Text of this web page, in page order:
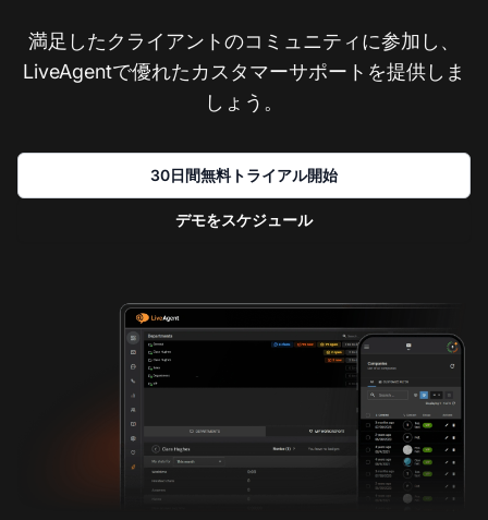
満足したクライアントのコミュニティに参加し、
LiveAgentで優れたカスタマーサポートを提供しま
しょう。
30日間無料トライアル開始
デモをスケジュール